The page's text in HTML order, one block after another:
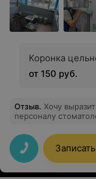
Коронка
от 150 руб.
Отзыв. Хочу
персоналу
выразить Поповой
золотыми руками.